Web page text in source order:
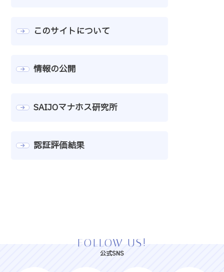
このサイトについて
情報の公開
SAIJOマナホス研究所
認証評価結果
FOLLOW US!
公式SNS